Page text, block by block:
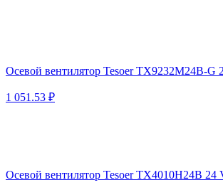
Осевой вентилятор Tesoer TX9232M24B-G
1 051.53 ₽
Осевой вентилятор Tesoer TX4010H24B 24